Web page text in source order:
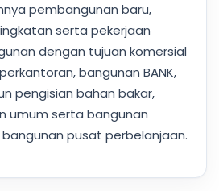
pembangunan baru,
serta pekerjaan
dengan tujuan komersial
bangunan BANK,
pengisian bahan bakar,
umum serta bangunan
pusat perbelanjaan.